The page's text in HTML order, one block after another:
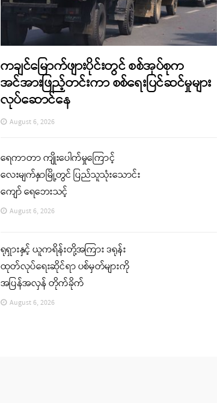
ကချင်မြောက်ဖျားပိုင်းတွင် စစ်အုပ်စုက
အင်အားဖြည့်တင်းကာ စစ်ရေးပြင်ဆင်မှုများ
လုပ်ဆောင်နေ
August 6, 2026
ရေကာတာ ကျိုးပေါက်မှုကြောင့်
လေးမျက်နှာမြို့တွင် ပြည်သူသုံးသောင်း
ကျော် ရေဘေးသင့်
August 6, 2026
ရုရှားနှင့် ယူကရိန်းတို့အကြား ဒရုန်း
ထုတ်လုပ်ရေးဆိုင်ရာ ပစ်မှတ်များကို
အပြန်အလှန် တိုက်ခိုက်
August 6, 2026